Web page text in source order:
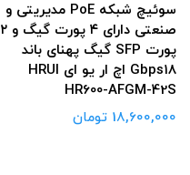
سوئیچ شبکه PoE مدیریتی و
صنعتی دارای ۴ پورت گیگ و ۲
پورت SFP گیگ پهنای باند
Gbps۱۸ اچ ار یو ای HRUI
HR600-AFGM-42S
18,600,000 تومان